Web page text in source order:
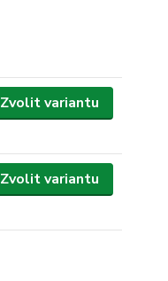
Zvolit variantu
Zvolit variantu